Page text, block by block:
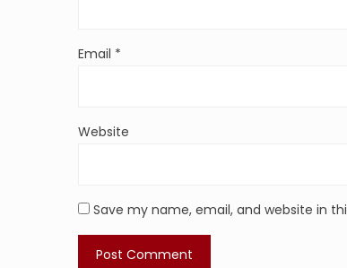
Email *
Website
Save my name, email, and website in